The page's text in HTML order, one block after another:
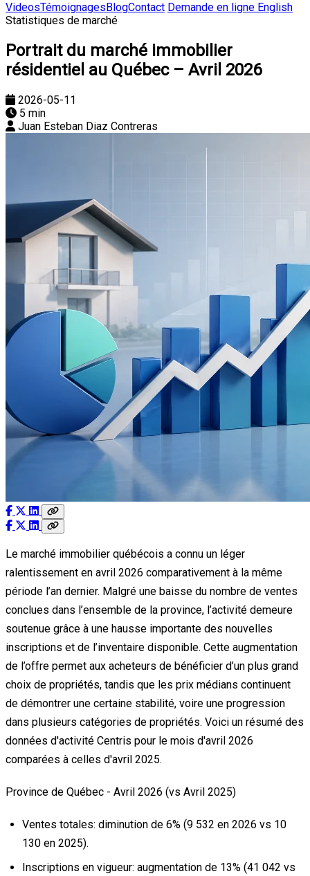
VideosTémoignagesBlogContact Demande en ligne English
Statistiques de marché
Portrait du marché immobilier
résidentiel au Québec – Avril 2026
2026-05-11
5 min
Juan Esteban Diaz Contreras
Le marché immobilier québécois a connu un léger
ralentissement en avril 2026 comparativement à la même
période l’an dernier. Malgré une baisse du nombre de ventes
conclues dans l’ensemble de la province, l’activité demeure
soutenue grâce à une hausse importante des nouvelles
inscriptions et de l’inventaire disponible. Cette augmentation
de l’offre permet aux acheteurs de bénéficier d’un plus grand
choix de propriétés, tandis que les prix médians continuent
de démontrer une certaine stabilité, voire une progression
dans plusieurs catégories de propriétés. Voici un résumé des
données d'activité Centris pour le mois d'avril 2026
comparées à celles d'avril 2025.
Province de Québec - Avril 2026 (vs Avril 2025)
Ventes totales: diminution de 6% (9 532 en 2026 vs 10
130 en 2025).
Inscriptions en vigueur: augmentation de 13% (41 042 vs